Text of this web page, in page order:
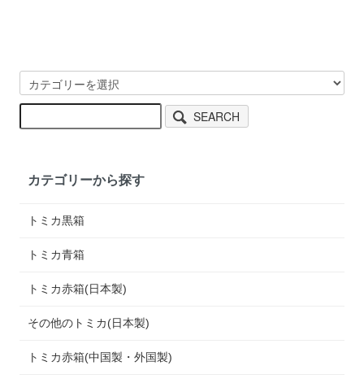
SEARCH
カテゴリーから探す
トミカ黒箱
トミカ青箱
トミカ赤箱(日本製)
その他のトミカ(日本製)
トミカ赤箱(中国製・外国製)